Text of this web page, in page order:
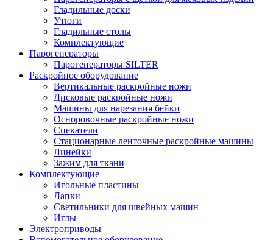
Гладильные доски
Утюги
Гладильные столы
Комплектующие
Парогенераторы
Парогенераторы SILTER
Раскройное оборудование
Вертикальные раскройные ножи
Дисковые раскройные ножи
Машины для нарезания бейки
Осноровочные раскройные ножи
Спекатели
Стационарные ленточные раскройные машины
Линейки
Зажим для ткани
Комплектующие
Игольные пластины
Лапки
Светильники для швейных машин
Иглы
Электроприводы